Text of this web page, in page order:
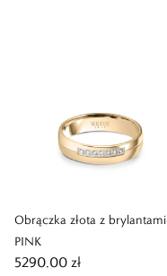
Obrączka złota z brylantami
PINK
5290,00 zł